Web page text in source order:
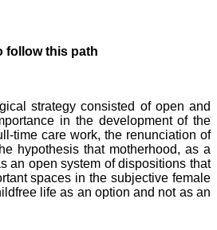
follow this path
strategy consisted of open and
in the development of the
time care work, the renunciation of
hypothesis that motherhood, as a
an open system of dispositions that
spaces in the subjective female
life as an option and not as an